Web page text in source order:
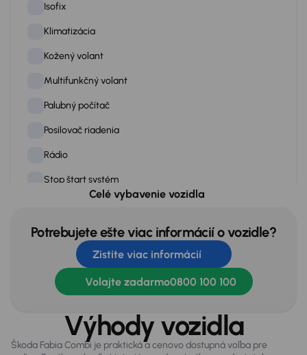
Isofix
Klimatizácia
Kožený volant
Multifunkčný volant
Palubný počítač
Posilovač riadenia
Rádio
Stop štart systém
Tónované okná
Exteriér
Hmlovky
Originálne lité kolesá
Celé vybavenie vozidla
Potrebujete ešte viac informácií o vozidle?
Zistite viac informácií
Volajte zadarmo0800 100 100
Výhody vozidla
Škoda Fabia Combi je praktická a cenovo dostupná voľba pre